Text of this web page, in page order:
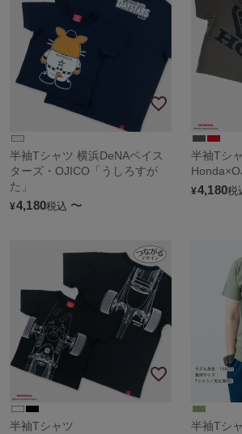
半袖Tシャツ 横浜DeNAベイス
ターズ・OJICO「うしろすが
た」
¥4,180税込 〜
半袖Tシ
¥4,180税
半袖Tシャツ
半袖Tシ